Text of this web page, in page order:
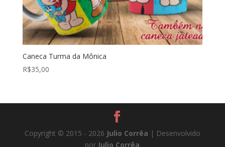
Caneca Turma da Mônica
R$35,00
Copyright © 2015 - 2026 Julio Corrêa | Desenvolvido
por Julio Corrêa